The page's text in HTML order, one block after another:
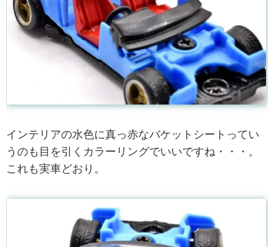
インテリアの水色に真っ赤なバケットシートってい
うのも目を引くカラーリングでいいですね・・・。
これも実車どおり。